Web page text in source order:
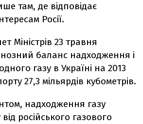
там, де відповідає
Росії.
Міністрів 23 травня
баланс надходження і
газу в Україні на 2013
27,3 мільярдів кубометрів.
надходження газу
російського газового